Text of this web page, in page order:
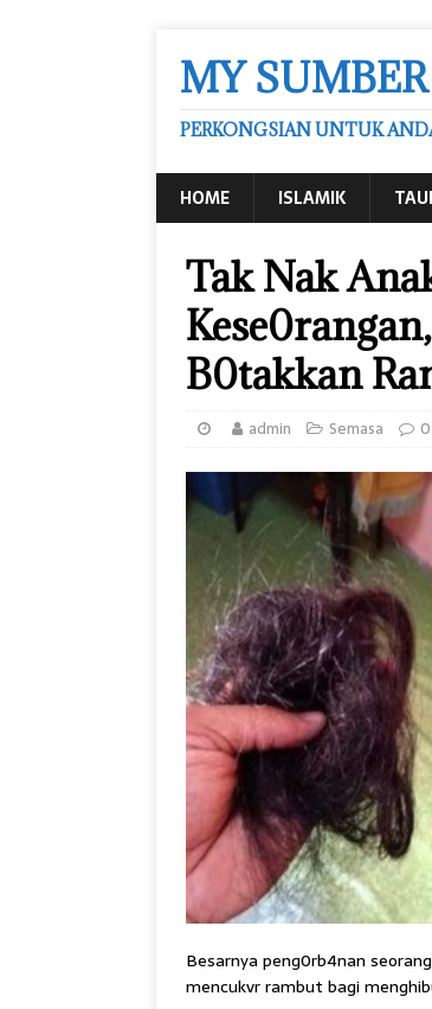
MY
PERKONGSIAN UNTUK
HOME ISLAMIK
Tak Nak
B0takkan
admin Semasa 0
Besarnya peng0rb4nan
mencukvr rambut bagi